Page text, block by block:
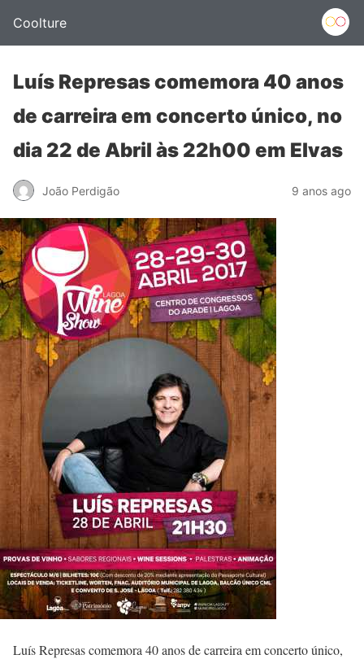
Coolture
Luís Represas comemora 40 anos
de carreira em concerto único, no
dia 22 de Abril às 22h00 em Elvas
João Perdigão 9 anos ago
Luís Represas comemora 40 anos de carreira em concerto único,